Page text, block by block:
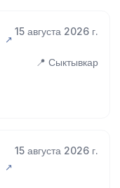
15 августа 2026 г.
📍 Сыктывкар
15 августа 2026 г.